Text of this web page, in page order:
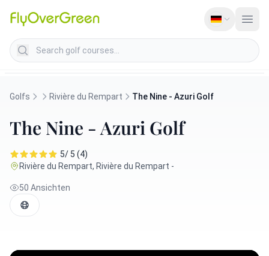
Search golf courses
Golfs Rivière du Rempart The Nine - Azuri Golf
The Nine - Azuri Golf
5/ 5 (4)
Rivière du Rempart, Rivière du Rempart -
50 Ansichten